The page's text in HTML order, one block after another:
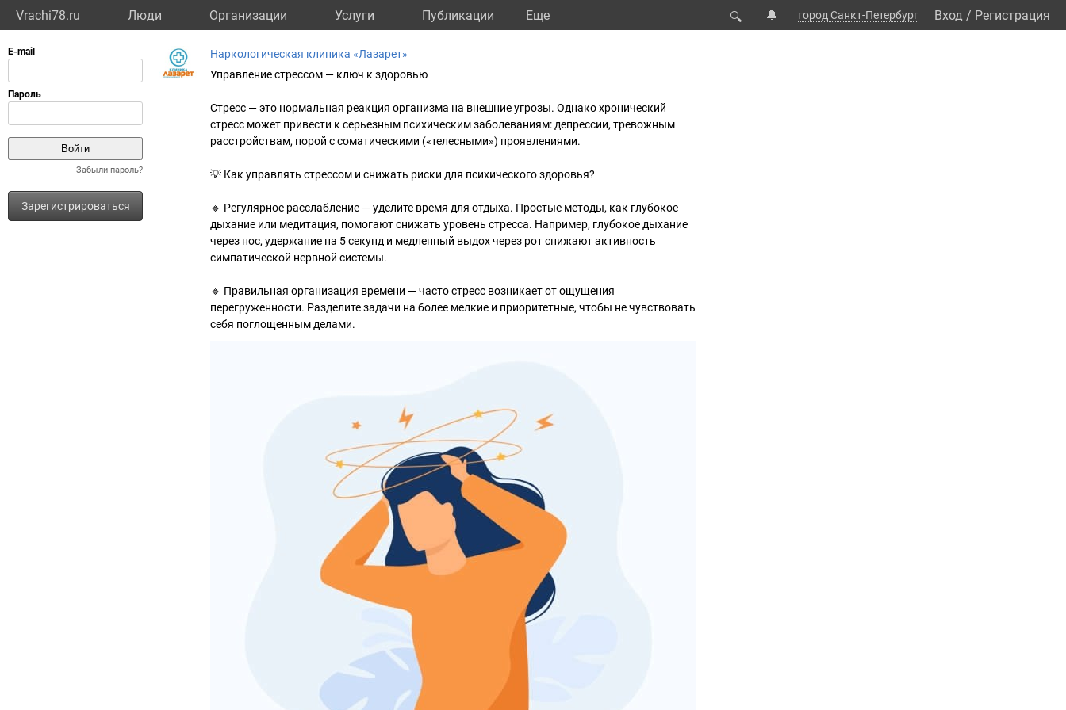
Vrachi78.ru Люди Организации Услуги Публикации Eще 🔍 🔔 город Санкт-Петербург Вход / Регистрация
Забыли пароль?
Зарегистрироваться
Наркологическая клиника «Лазарет»
Управление стрессом — ключ к здоровью
Стресс — это нормальная реакция организма на внешние угрозы. Однако хронический
стресс может привести к серьезным психическим заболеваниям: депрессии, тревожным
расстройствам, порой с соматическими («телесными») проявлениями.
💡 Как управлять стрессом и снижать риски для психического здоровья?
🔹 Регулярное расслабление — уделите время для отдыха. Простые методы, как глубокое
дыхание или медитация, помогают снижать уровень стресса. Например, глубокое дыхание
через нос, удержание на 5 секунд и медленный выдох через рот снижают активность
симпатической нервной системы.
🔹 Правильная организация времени — часто стресс возникает от ощущения
перегруженности. Разделите задачи на более мелкие и приоритетные, чтобы не чувствовать
себя поглощенным делами.